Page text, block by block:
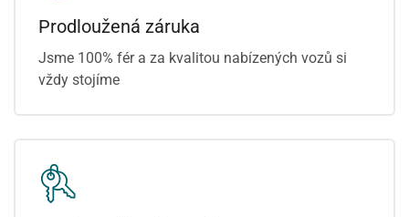
Prodloužená záruka
Jsme 100% fér a za kvalitou nabízených vozů si
vždy stojíme